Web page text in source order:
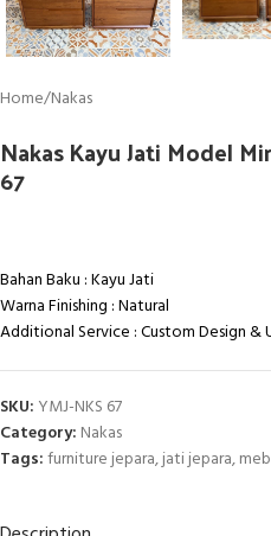
Home/Nakas
Nakas Kayu Jati Model
67
Bahan Baku : Kayu Jati
Warna Finishing : Natural
Additional Service : Custom Design &
SKU: YMJ-NKS 67
Category: Nakas
Tags:furniture jepara,jati jepara,